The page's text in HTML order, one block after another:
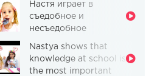
Настя играет в
съедобное и
несъедобное
Nastya shows that
knowledge at school is
the most important